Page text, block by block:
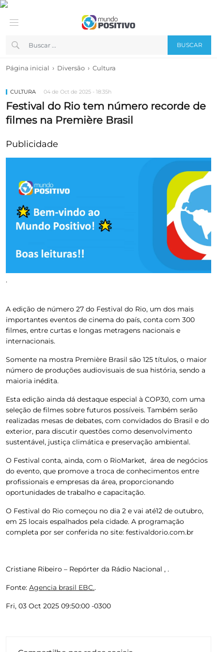
BUSCAR
Página inicial › Diversão › Cultura
CULTURA 04 de Oct de 2025 - 18:35h
Festival do Rio tem número recorde de
filmes na Première Brasil
Publicidade
.
A edição de número 27 do Festival do Rio, um dos mais
importantes eventos de cinema do país, conta com 300
filmes, entre curtas e longas metragens nacionais e
internacionais.
Somente na mostra Première Brasil são 125 títulos, o maior
número de produções audiovisuais de sua história, sendo a
maioria inédita.
Esta edição ainda dá destaque especial à COP30, com uma
seleção de filmes sobre futuros possíveis. Também serão
realizadas mesas de debates, com convidados do Brasil e do
exterior, para discutir questões como desenvolvimento
sustentável, justiça climática e preservação ambiental.
O Festival conta, ainda, com o RioMarket, área de negócios
do evento, que promove a troca de conhecimentos entre
profissionais e empresas da área, proporcionando
oportunidades de trabalho e capacitação.
O Festival do Rio começou no dia 2 e vai até12 de outubro,
em 25 locais espalhados pela cidade. A programação
completa por ser conferida no site: festivaldorio.com.br
Cristiane Ribeiro – Repórter da Rádio Nacional , .
Fonte: Agencia brasil EBC..
Fri, 03 Oct 2025 09:50:00 -0300